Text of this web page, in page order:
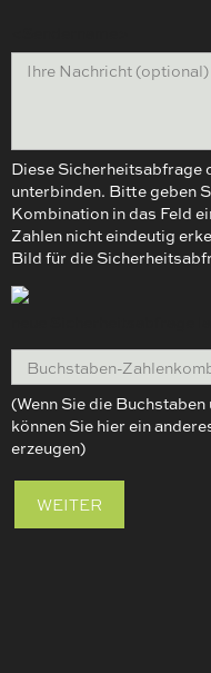
Diese Sicherheitsabfrage
unterbinden. Bitte geben
Kombination in das Feld
Zahlen nicht eindeutig
Bild für die
(Wenn Sie die
können Sie hier ein
erzeugen)